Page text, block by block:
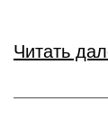
Читать